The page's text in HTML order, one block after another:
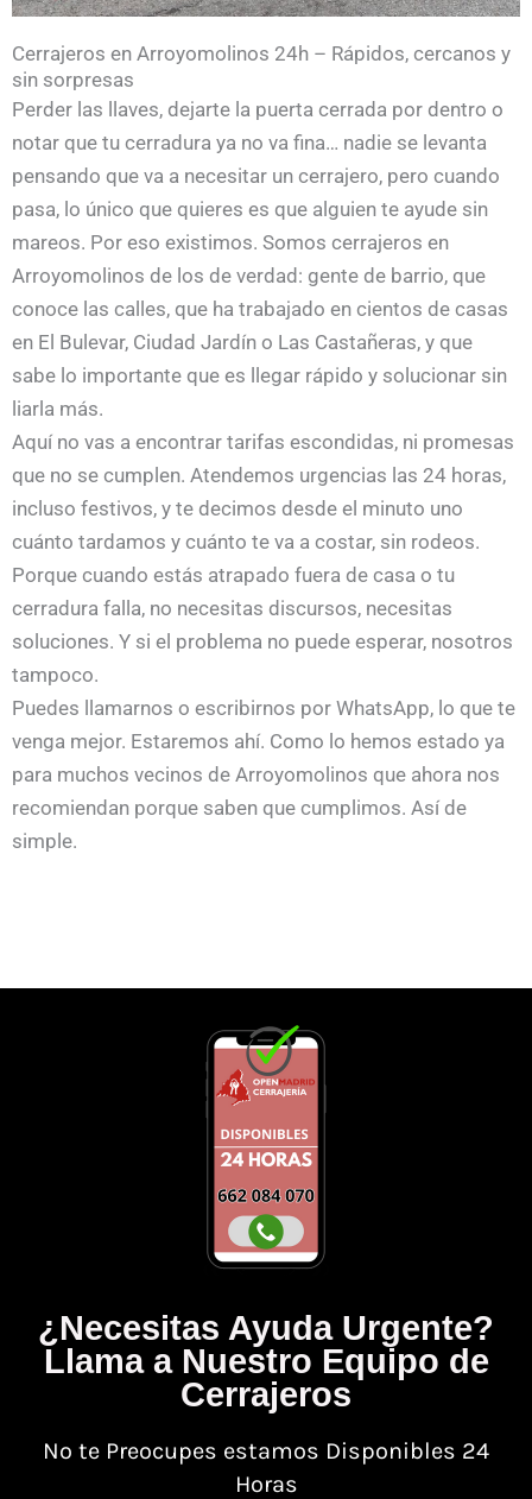
Cerrajeros en Arroyomolinos 24h – Rápidos, cercanos y
sin sorpresas
Perder las llaves, dejarte la puerta cerrada por dentro o
notar que tu cerradura ya no va fina… nadie se levanta
pensando que va a necesitar un cerrajero, pero cuando
pasa, lo único que quieres es que alguien te ayude sin
mareos. Por eso existimos. Somos cerrajeros en
Arroyomolinos de los de verdad: gente de barrio, que
conoce las calles, que ha trabajado en cientos de casas
en El Bulevar, Ciudad Jardín o Las Castañeras, y que
sabe lo importante que es llegar rápido y solucionar sin
liarla más.
Aquí no vas a encontrar tarifas escondidas, ni promesas
que no se cumplen. Atendemos urgencias las 24 horas,
incluso festivos, y te decimos desde el minuto uno
cuánto tardamos y cuánto te va a costar, sin rodeos.
Porque cuando estás atrapado fuera de casa o tu
cerradura falla, no necesitas discursos, necesitas
soluciones. Y si el problema no puede esperar, nosotros
tampoco.
Puedes llamarnos o escribirnos por WhatsApp, lo que te
venga mejor. Estaremos ahí. Como lo hemos estado ya
para muchos vecinos de Arroyomolinos que ahora nos
recomiendan porque saben que cumplimos. Así de
simple.
¿Necesitas Ayuda Urgente?
Llama a Nuestro Equipo de
Cerrajeros
No te Preocupes estamos Disponibles 24
Horas